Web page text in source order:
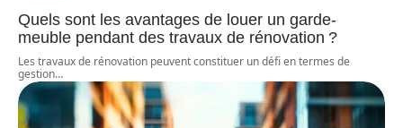
Quels sont les avantages de louer un garde-
meuble pendant des travaux de rénovation ?
Les travaux de rénovation peuvent constituer un défi en termes de
gestion…